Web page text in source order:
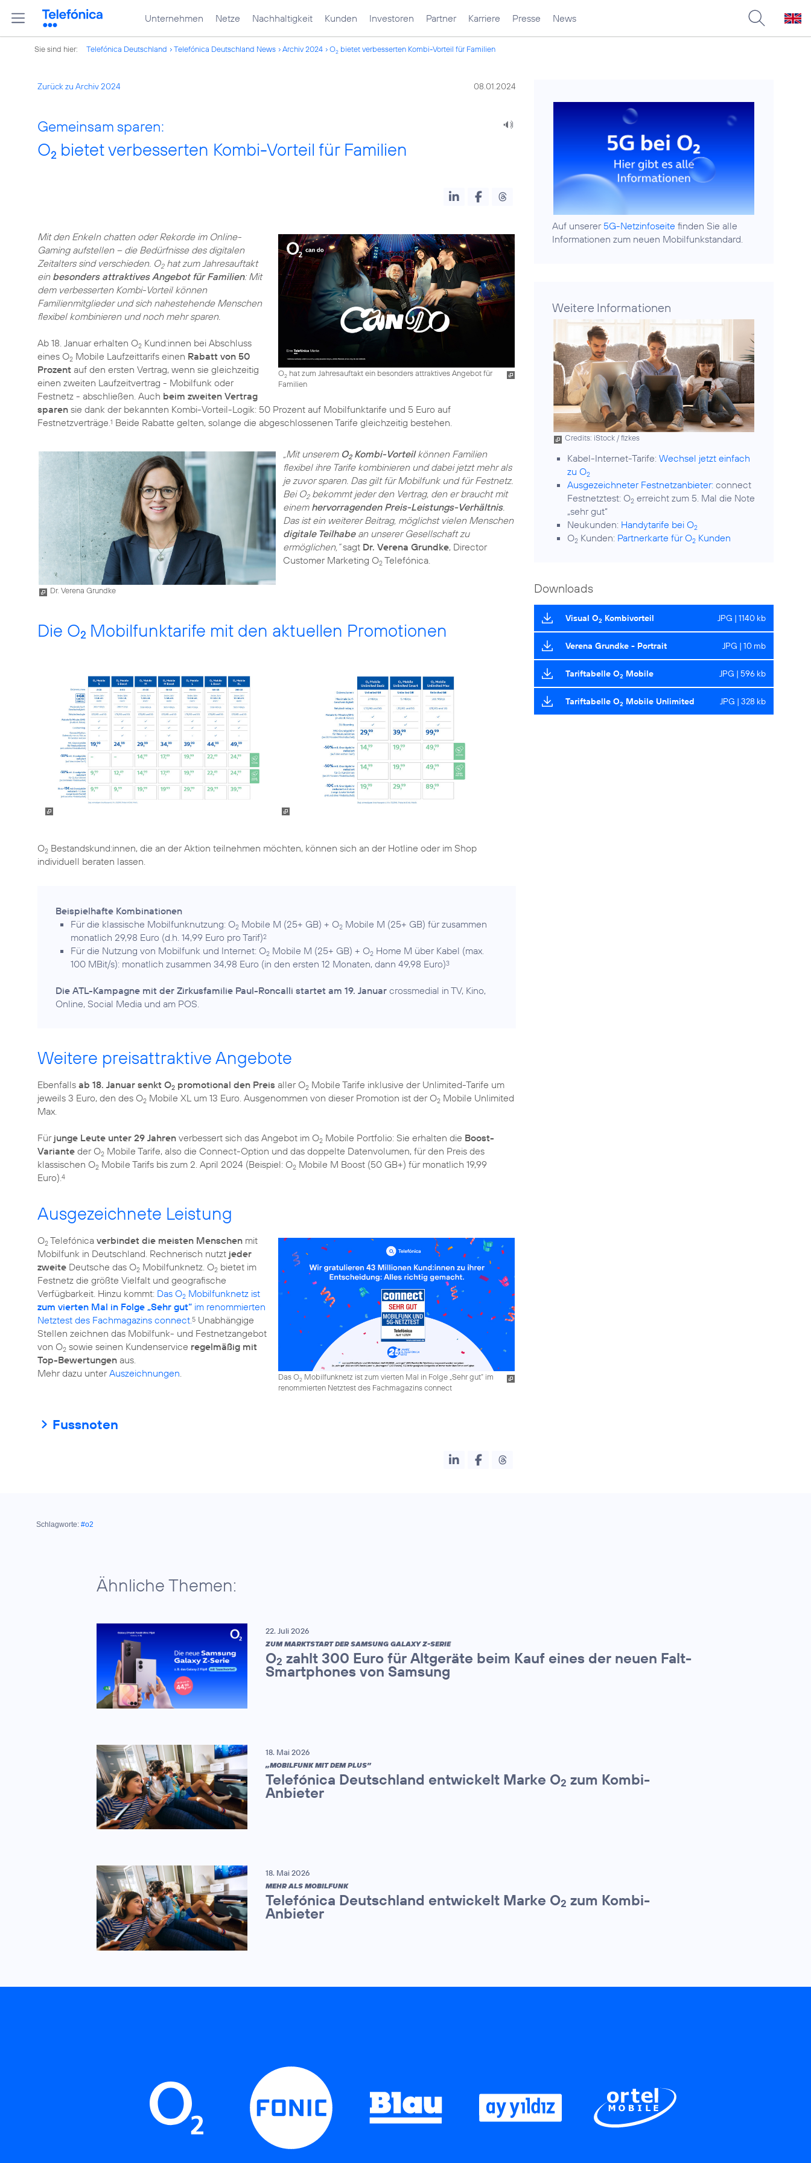
Unternehmen Netze Nachhaltigkeit Kunden Investoren Partner Karriere Presse News
Sie sind hier: Telefónica Deutschland Telefónica Deutschland News Archiv 2024 O2 bietet verbesserten Kombi-Vorteil für Familien
Zurück zu Archiv 2024 08.01.2024
Gemeinsam sparen:
O2 bietet verbesserten Kombi-Vorteil für Familien
O2hat zum Jahresauftakt ein besonders attraktives Angebot für
Familien
Mit den Enkeln chatten oder Rekorde im Online-
Gaming aufstellen – die Bedürfnisse des digitalen
Zeitalters sind verschieden. O2hat zum Jahresauftakt
ein besonders attraktives Angebot für Familien: Mit
dem verbesserten Kombi-Vorteil können
Familienmitglieder und sich nahestehende Menschen
flexibel kombinieren und noch mehr sparen.
Ab 18. Januar erhalten O2 Kund:innen bei Abschluss
eines O2 Mobile Laufzeittarifs einen Rabatt von 50
Prozent auf den ersten Vertrag, wenn sie gleichzeitig
einen zweiten Laufzeitvertrag - Mobilfunk oder
Festnetz - abschließen. Auch beim zweiten Vertrag
sparen sie dank der bekannten Kombi-Vorteil-Logik: 50 Prozent auf Mobilfunktarife und 5 Euro auf
Festnetzverträge.1 Beide Rabatte gelten, solange die abgeschlossenen Tarife gleichzeitig bestehen.
Dr. Verena Grundke
„Mit unserem O2Kombi-Vorteilkönnen Familien
flexibel ihre Tarife kombinieren und dabei jetzt mehr als
je zuvor sparen. Das gilt für Mobilfunk und für Festnetz.
Bei O2bekommt jeder den Vertrag, den er braucht mit
einem hervorragenden Preis-Leistungs-Verhältnis.
Das ist ein weiterer Beitrag, möglichst vielen Menschen
digitale Teilhabean unserer Gesellschaft zu
ermöglichen,“sagt Dr. Verena Grundke, Director
Customer Marketing O2Telefónica.
Die O2 Mobilfunktarife mit den aktuellen Promotionen
O2 Bestandskund:innen, die an der Aktion teilnehmen möchten, können sich an der Hotline oder im Shop
individuell beraten lassen.
Beispielhafte Kombinationen
Für die klassische Mobilfunknutzung: O2 Mobile M (25+ GB) + O2 Mobile M (25+ GB) für zusammen
monatlich 29,98 Euro (d.h. 14,99 Euro pro Tarif)2
Für die Nutzung von Mobilfunk und Internet: O2 Mobile M (25+ GB) + O2 Home M über Kabel (max.
100 MBit/s): monatlich zusammen 34,98 Euro (in den ersten 12 Monaten, dann 49,98 Euro)3
Die ATL-Kampagne mit der Zirkusfamilie Paul-Roncalli startet am 19. Januar crossmedial in TV, Kino,
Online, Social Media und am POS.
Weitere preisattraktive Angebote
Ebenfalls ab 18. Januar senkt O2 promotional den Preis aller O2 Mobile Tarife inklusive der Unlimited-Tarife um
jeweils 3 Euro, den des O2 Mobile XL um 13 Euro. Ausgenommen von dieser Promotion ist der O2 Mobile Unlimited
Max.
Für junge Leute unter 29 Jahren verbessert sich das Angebot im O2 Mobile Portfolio: Sie erhalten die Boost-
Variante der O2 Mobile Tarife, also die Connect-Option und das doppelte Datenvolumen, für den Preis des
klassischen O2 Mobile Tarifs bis zum 2. April 2024 (Beispiel: O2 Mobile M Boost (50 GB+) für monatlich 19,99
Euro).4
Ausgezeichnete Leistung
Das O2Mobilfunknetz ist zum vierten Mal in Folge „Sehr gut“ im
renommierten Netztest des Fachmagazins connect
O2 Telefónica verbindet die meisten Menschen mit
Mobilfunk in Deutschland. Rechnerisch nutzt jeder
zweite Deutsche das O2 Mobilfunknetz. O2 bietet im
Festnetz die größte Vielfalt und geografische
Verfügbarkeit. Hinzu kommt: Das O2 Mobilfunknetz ist
zum vierten Mal in Folge „Sehr gut“ im renommierten
Netztest des Fachmagazins connect.5 Unabhängige
Stellen zeichnen das Mobilfunk- und Festnetzangebot
von O2 sowie seinen Kundenservice regelmäßig mit
Top-Bewertungen aus.
Mehr dazu unterAuszeichnungen.
Fussnoten
Auf unserer 5G-Netzinfoseite finden Sie alle
Informationen zum neuen Mobilfunkstandard.
Weitere Informationen
Credits: iStock / fizkes
Kabel-Internet-Tarife:Wechsel jetzt einfach
zu O2
Ausgezeichneter Festnetzanbieter: connect
Festnetztest: O2 erreicht zum 5. Mal die Note
„sehr gut“
Neukunden: Handytarife bei O2
O2 Kunden: Partnerkarte für O2 Kunden
Downloads
Visual O2 Kombivorteil JPG | 1140 kb
Verena Grundke - Portrait JPG | 10 mb
Tariftabelle O2 Mobile JPG | 596 kb
Tariftabelle O2 Mobile Unlimited JPG | 328 kb
Schlagworte: #o2
Ähnliche Themen:
22. Juli 2026
ZUM MARKTSTART DER SAMSUNG GALAXY Z-SERIE
O2 zahlt 300 Euro für Altgeräte beim Kauf eines der neuen Falt-
Smartphones von Samsung
18. Mai 2026
„MOBILFUNK MIT DEM PLUS”
Telefónica Deutschland entwickelt Marke O2 zum Kombi-
Anbieter
18. Mai 2026
MEHR ALS MOBILFUNK
Telefónica Deutschland entwickelt Marke O2 zum Kombi-
Anbieter